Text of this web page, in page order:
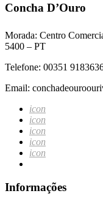
Concha D’Ouro
Morada: Centro
5400 – PT
Telefone: 00351
Email:
icon
icon
icon
icon
icon
Informações